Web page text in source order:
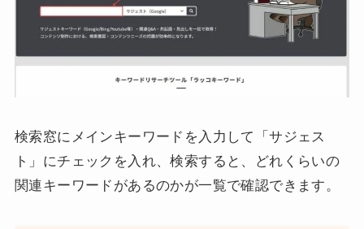
検索窓にメインキーワードを入力して「サジェス
ト」にチェックを入れ、検索すると、どれくらいの
関連キーワードがあるのかが一覧で確認できます。